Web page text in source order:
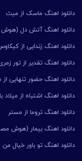
دانلود اهنگ ماسک از میث
دانلود اهنگ آتش دل (هوش
دانلود اهنگ زندایی از
دانلود اهنگ تقدیر از تور
دانلود اهنگ حضور تنهایی
دانلود اهنگ اشتباه از میلاد
دانلود اهنگ تروما از مستر
دانلود اهنگ بیمار (هوش
دانلود اهنگ تو باور خیال